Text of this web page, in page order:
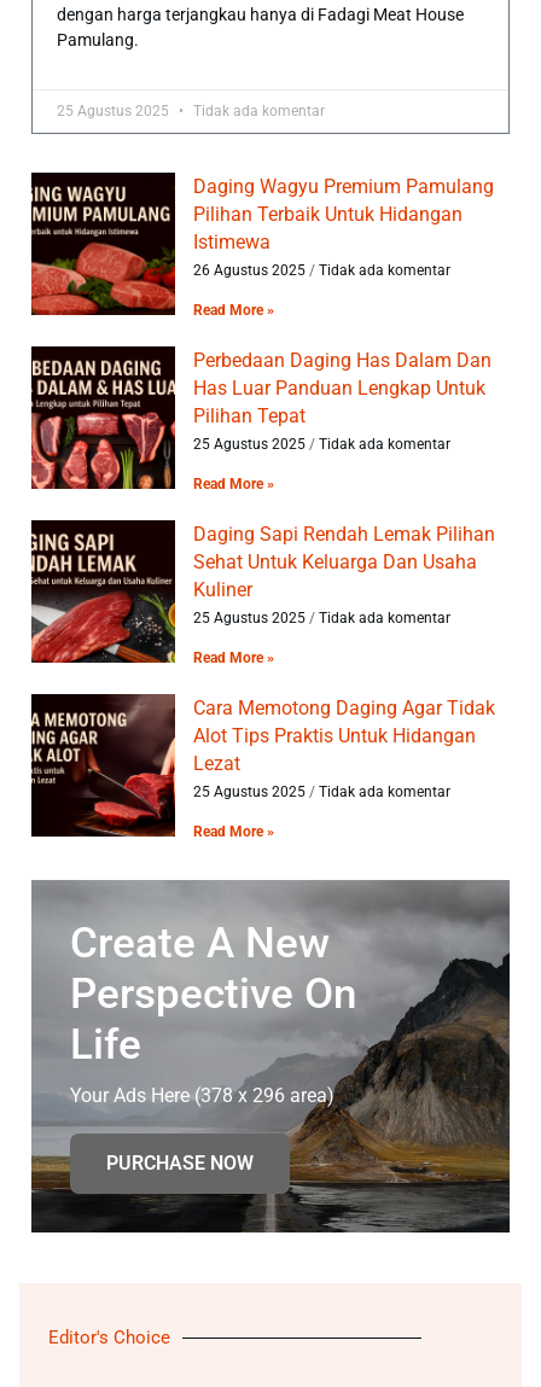
dengan harga terjangkau hanya di Fadagi Meat House
Pamulang.
25 Agustus 2025 Tidak ada komentar
Daging Wagyu Premium Pamulang
Pilihan Terbaik Untuk Hidangan
Istimewa
26 Agustus 2025 Tidak ada komentar
Read More »
Perbedaan Daging Has Dalam Dan
Has Luar Panduan Lengkap Untuk
Pilihan Tepat
25 Agustus 2025 Tidak ada komentar
Read More »
Daging Sapi Rendah Lemak Pilihan
Sehat Untuk Keluarga Dan Usaha
Kuliner
25 Agustus 2025 Tidak ada komentar
Read More »
Cara Memotong Daging Agar Tidak
Alot Tips Praktis Untuk Hidangan
Lezat
25 Agustus 2025 Tidak ada komentar
Read More »
Create A New
Perspective On
Life
Your Ads Here (378 x 296 area)
PURCHASE NOW
Editor's Choice